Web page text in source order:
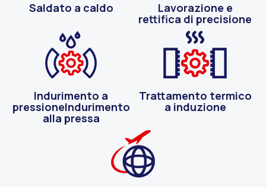
Saldato a caldo Lavorazione e
rettifica di precisione
Indurimento a
pressioneIndurimento
alla pressa
Trattamento termico
a induzione